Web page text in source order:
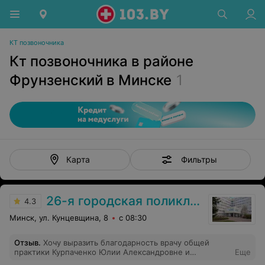
КТ позвоночника
Кт позвоночника в районе
Фрунзенский в Минске 1
Карта Фильтры
4.3 26-я городская поликлиника
Минск, ул. Кунцевщина, 8 с 08:30
Отзыв. Хочу выразить благодарность врачу общей
практики Курпаченко Юлии Александровне и
Еще